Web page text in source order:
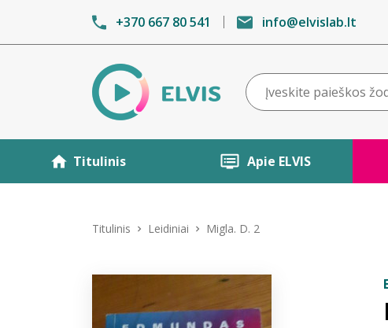
+370 667 80 541 info@elvislab.lt
Titulinis Apie ELVIS
Titulinis Leidiniai Migla. D. 2